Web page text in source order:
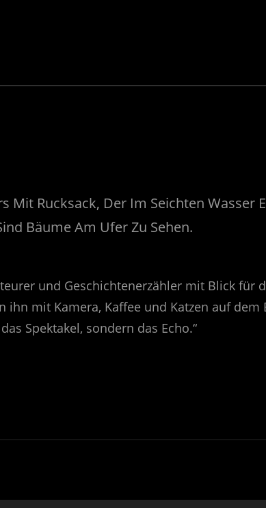
und Geschichtenerzähler mit Blick für
mit Kamera, Kaffee und Katzen auf
Spektakel, sondern das Echo.“